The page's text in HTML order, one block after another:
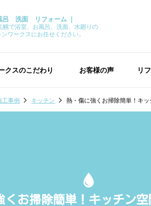
呂 洗面 リフォーム ｜
幌で浴室、お風呂、洗面、水廻りの
ワークスにお任せください。
クスのこだわり お客様の声 リ
工事例 キッチン 熱・傷に強くお掃除簡単！キ
くお掃除簡単！キッチン